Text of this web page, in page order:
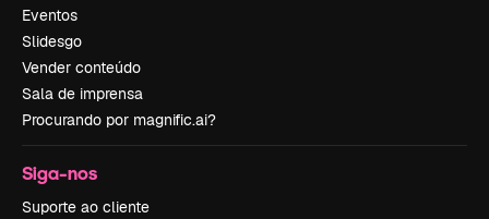
Eventos
Slidesgo
Vender conteúdo
Sala de imprensa
Procurando por magnific.ai?
Siga-nos
Suporte ao cliente